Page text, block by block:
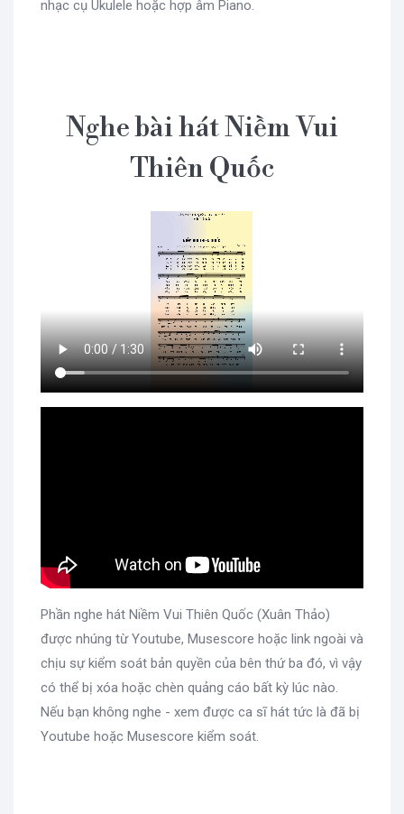
nhạc cụ Ukulele hoặc hợp âm Piano.
Nghe bài hát Niềm Vui
Thiên Quốc
Phần nghe hát Niềm Vui Thiên Quốc (Xuân Thảo)
được nhúng từ Youtube, Musescore hoặc link ngoài và
chịu sự kiểm soát bản quyền của bên thứ ba đó, vì vậy
có thể bị xóa hoặc chèn quảng cáo bất kỳ lúc nào.
Nếu bạn không nghe - xem được ca sĩ hát tức là đã bị
Youtube hoặc Musescore kiểm soát.